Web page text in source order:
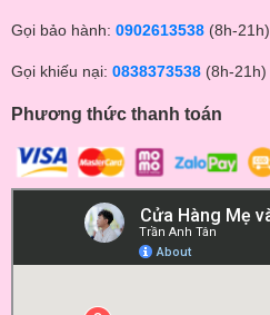
Gọi bảo hành: 0902613538 (8h-21h)
Gọi khiếu nại: 0838373538 (8h-21h)
Phương thức thanh toán